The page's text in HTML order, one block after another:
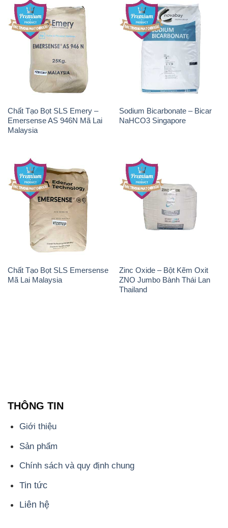
Chất Tạo Bọt SLS Emery –
Emersense AS 946N Mã Lai
Malaysia
Sodium Bicarbonate – Bicar
NaHCO3 Singapore
Chất Tạo Bọt SLS Emersense
Mã Lai Malaysia
Zinc Oxide – Bột Kẽm Oxit
ZNO Jumbo Bành Thái Lan
Thailand
Chính sách và quy định chung
Tin tức
Liên hệ
📞
PHÒNG KINH DOANH - CÔNG TY HÓA CHẤT
ĐẮC TRƯỜNG PHÁT